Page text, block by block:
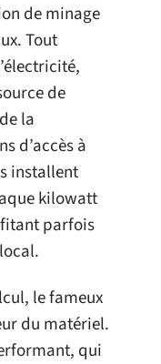
de minage
Tout
de
la
d’accès à
installent
kilowatt
parfois
le fameux
du matériel.
qui